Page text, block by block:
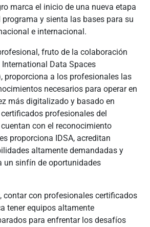
marca el inicio de una nueva etapa
programa y sienta las bases para su
e internacional.
fruto de la colaboración
International Data Spaces
proporciona a los profesionales las
necesarios para operar en
más digitalizado y basado en
profesionales del
con el reconocimiento
proporciona IDSA, acreditan
altamente demandadas y
un sinfín de oportunidades
contar con profesionales certificados
tener equipos altamente
para enfrentar los desafíos